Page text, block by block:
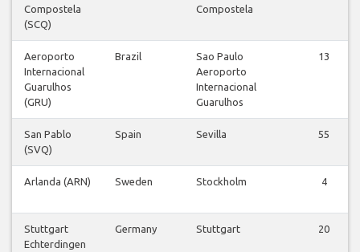
Compostela
(SCQ)
Compostela
Aeroporto
Internacional
Guarulhos
(GRU)
Brazil
Sao Paulo
Aeroporto
Internacional
Guarulhos
13
San Pablo
(SVQ)
Spain Sevilla 55
Arlanda (ARN) Sweden Stockholm 4
Stuttgart
Echterdingen
Germany Stuttgart 20